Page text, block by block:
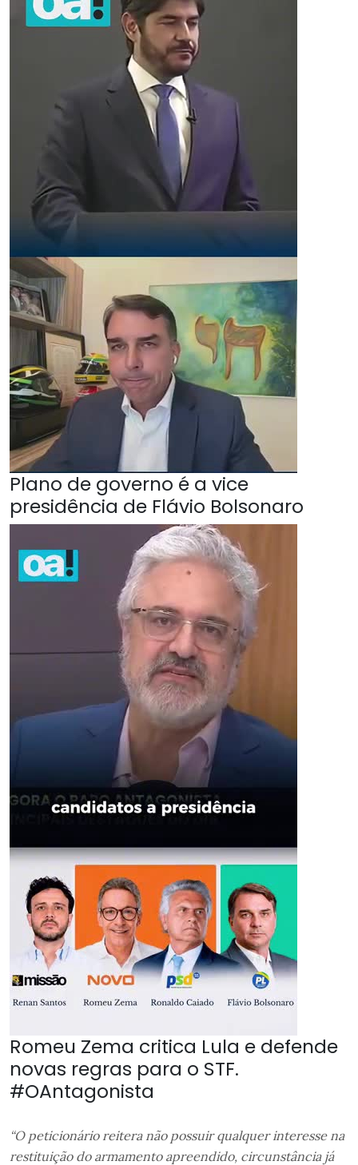
Plano de governo é a vice
presidência de Flávio Bolsonaro
Romeu Zema critica Lula e defende
novas regras para o STF.
#OAntagonista
“O peticionário reitera não possuir qualquer interesse na
restituição do armamento apreendido, circunstância já